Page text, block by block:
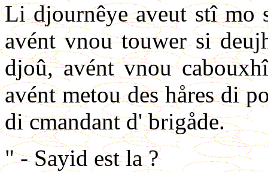
Li djournêye aveut stî mo
avént vnou touwer si
djoû, avént vnou
avént metou des håres di
di cmandant d' brigåde.
" - Sayid est la ?